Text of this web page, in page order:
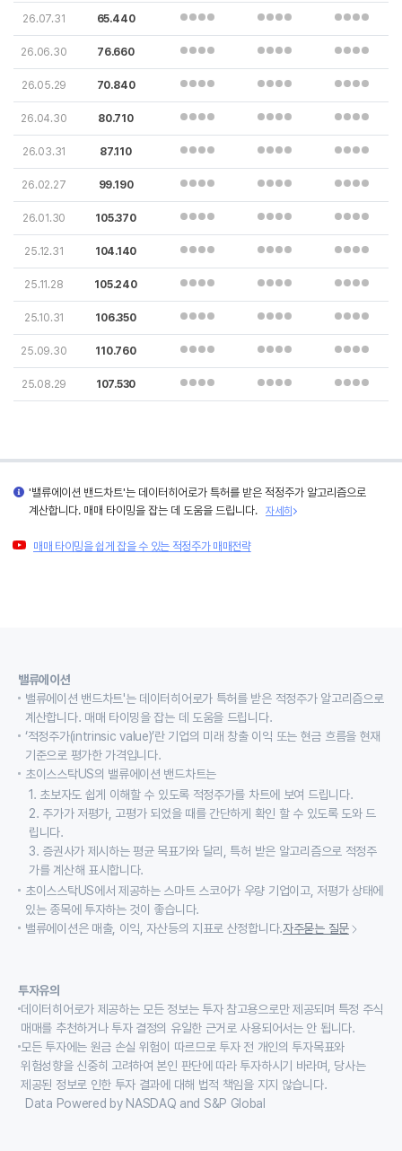
26.07.31 65.440
26.06.30 76.660
26.05.29 70.840
26.04.30 80.710
26.03.31 87.110
26.02.27 99.190
26.01.30 105.370
25.12.31 104.140
25.11.28 105.240
25.10.31 106.350
25.09.30 110.760
25.08.29 107.530
'밸류에이션 밴드차트'는 데이터히어로가 특허를 받은 적정주가 알고리즘으로
계산합니다. 매매 타이밍을 잡는 데 도움을 드립니다.
자세히
매매 타이밍을 쉽게 잡을 수 있는 적정주가 매매전략
밸류에이션
밸류에이션 밴드차트'는 데이터히어로가 특허를 받은 적정주가 알고리즘으로
계산합니다. 매매 타이밍을 잡는 데 도움을 드립니다.
‘적정주가(intrinsic value)’란 기업의 미래 창출 이익 또는 현금 흐름을 현재
기준으로 평가한 가격입니다.
초이스스탁US의 밸류에이션 밴드차트는
1. 초보자도 쉽게 이해할 수 있도록 적정주가를 차트에 보여 드립니다.
2. 주가가 저평가, 고평가 되었을 때를 간단하게 확인 할 수 있도록 도와 드
립니다.
3. 증권사가 제시하는 평균 목표가와 달리, 특허 받은 알고리즘으로 적정주
가를 계산해 표시합니다.
초이스스탁US에서 제공하는 스마트 스코어가 우량 기업이고, 저평가 상태에
있는 종목에 투자하는 것이 좋습니다.
밸류에이션은 매출, 이익, 자산등의 지표로 산정합니다.자주묻는 질문
투자유의
데이터히어로가 제공하는 모든 정보는 투자 참고용으로만 제공되며 특정 주식
매매를 추천하거나 투자 결정의 유일한 근거로 사용되어서는 안 됩니다.
모든 투자에는 원금 손실 위험이 따르므로 투자 전 개인의 투자목표와
위험성향을 신중히 고려하여 본인 판단에 따라 투자하시기 바라며, 당사는
제공된 정보로 인한 투자 결과에 대해 법적 책임을 지지 않습니다.
Data Powered by NASDAQ and S&P Global